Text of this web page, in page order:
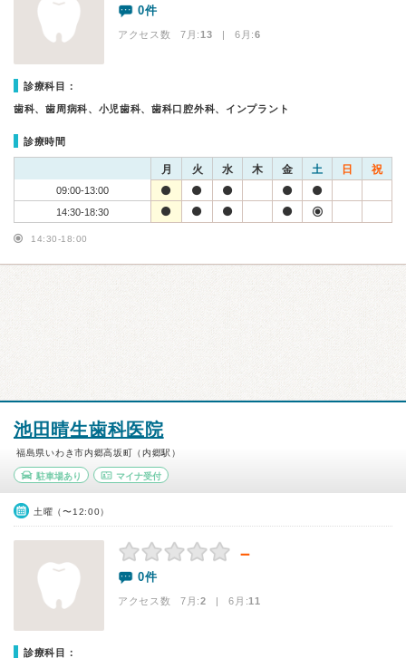
0件
アクセス数 7月:13 | 6月:6
診療科目：
歯科、歯周病科、小児歯科、歯科口腔外科、インプラント
診療時間
月 火 水 木 金 土 日 祝
09:00-13:00
14:30-18:30
14:30-18:00
池田晴生歯科医院
福島県いわき市内郷高坂町（内郷駅）
駐車場あり マイナ受付
土曜（〜12:00）
－
0件
アクセス数 7月:2 | 6月:11
診療科目：